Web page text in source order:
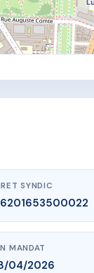
SYNDIC
MANDAT
04/2026